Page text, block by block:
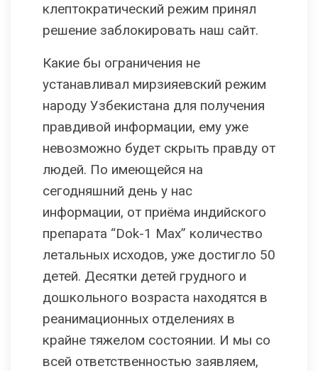
клептократический режим принял
решение заблокировать наш сайт.
Какие бы ограничения не
устанавливал мирзияевский режим
народу Узбекистана для получения
правдивой информации, ему уже
невозможно будет скрыть правду от
людей. По имеющейся на
сегодняшний день у нас
информации, от приёма индийского
препарата “Dok-1 Max” количество
летальных исходов, уже достигло 50
детей. Десятки детей грудного и
дошкольного возраста находятся в
реанимационных отделениях в
крайне тяжелом состоянии. И мы со
всей ответственностью заявляем,